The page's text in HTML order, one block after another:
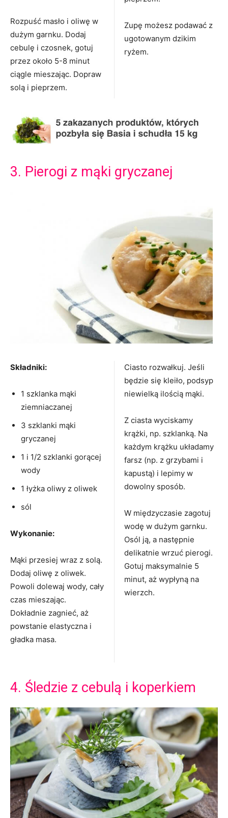
Rozpuść masło i oliwę w
dużym garnku. Dodaj
cebulę i czosnek, gotuj
przez około 5-8 minut
ciągle mieszając. Dopraw
solą i pieprzem.
Zupę możesz podawać z
ugotowanym dzikim
ryżem.
3. Pierogi z mąki gryczanej
Składniki:
1 szklanka mąki
ziemniaczanej
3 szklanki mąki
gryczanej
1 i 1/2 szklanki gorącej
wody
1 łyżka oliwy z oliwek
sól
Wykonanie:
Mąki przesiej wraz z solą.
Dodaj oliwę z oliwek.
Powoli dolewaj wody, cały
czas mieszając.
Dokładnie zagnieć, aż
powstanie elastyczna i
gładka masa.
Ciasto rozwałkuj. Jeśli
będzie się kleiło, podsyp
niewielką ilością mąki.
Z ciasta wyciskamy
krążki, np. szklanką. Na
każdym krążku układamy
farsz (np. z grzybami i
kapustą) i lepimy w
dowolny sposób.
W międzyczasie zagotuj
wodę w dużym garnku.
Osól ją, a następnie
delikatnie wrzuć pierogi.
Gotuj maksymalnie 5
minut, aż wypłyną na
wierzch.
4. Śledzie z cebulą i koperkiem